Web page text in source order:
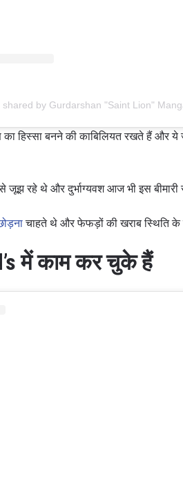
shared by Gurdarshan "Saint Lion"
हिस्सा बनने की काबिलियत रखते हैं और ये
जूझ रहे थे और दुर्भाग्यवश आज भी इस
चाहते थे और फेफड़ों की खराब स्थिति के
में काम कर चुके हैं